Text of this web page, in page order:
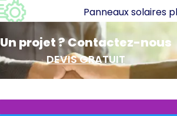
Panneaux solaires
Un projet ? Contactez-nous
DEVIS GRATUIT